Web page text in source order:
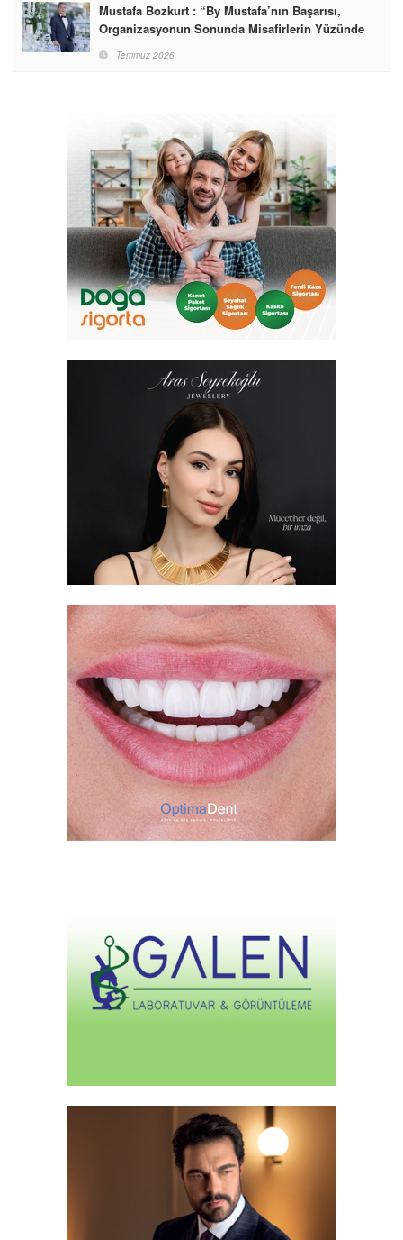
Mustafa Bozkurt : “By Mustafa’nın Başarısı,
Organizasyonun Sonunda Misafirlerin Yüzünde
Gördüğümüz Mutluluktur”
Temmuz 2026